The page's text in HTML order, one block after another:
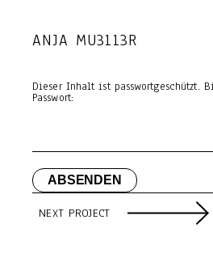
ANJA MU3113R
Dieser Inhalt ist passwortgeschützt.
Passwort:
NEXT PROJECT